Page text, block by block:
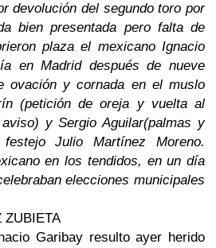
devolución del segundo toro por
bien presentada pero falta de
plaza el mexicano Ignacio
en Madrid después de nueve
ovación y cornada en el muslo
(petición de oreja y vuelta al
y Sergio Aguilar(palmas y
Julio Martínez Moreno.
en los tendidos, en un día
elecciones municipales
ZUBIETA
Garibay resulto ayer herido